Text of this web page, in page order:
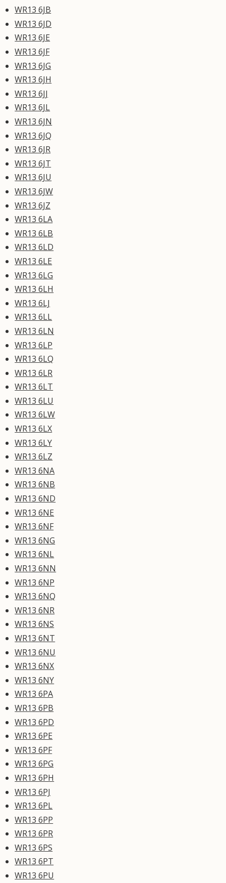
WR13 6JB
WR13 6JD
WR13 6JE
WR13 6JF
WR13 6JG
WR13 6JH
WR13 6JJ
WR13 6JL
WR13 6JN
WR13 6JQ
WR13 6JR
WR13 6JT
WR13 6JU
WR13 6JW
WR13 6JZ
WR13 6LA
WR13 6LB
WR13 6LD
WR13 6LE
WR13 6LG
WR13 6LH
WR13 6LJ
WR13 6LL
WR13 6LN
WR13 6LP
WR13 6LQ
WR13 6LR
WR13 6LT
WR13 6LU
WR13 6LW
WR13 6LX
WR13 6LY
WR13 6LZ
WR13 6NA
WR13 6NB
WR13 6ND
WR13 6NE
WR13 6NF
WR13 6NG
WR13 6NL
WR13 6NN
WR13 6NP
WR13 6NQ
WR13 6NR
WR13 6NS
WR13 6NT
WR13 6NU
WR13 6NX
WR13 6NY
WR13 6PA
WR13 6PB
WR13 6PD
WR13 6PE
WR13 6PF
WR13 6PG
WR13 6PH
WR13 6PJ
WR13 6PL
WR13 6PP
WR13 6PR
WR13 6PS
WR13 6PT
WR13 6PU